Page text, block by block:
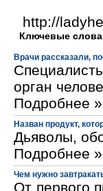
http://
Ключевые
Врачи рассказали,
орган
Подробнее
Назван продукт,
Дьяволы,
Подробнее
Чем нужно
От первого